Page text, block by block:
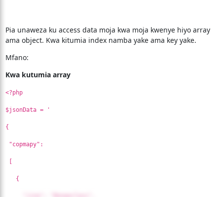
Pia unaweza ku access data moja kwa moja kwenye hiyo array
ama object. Kwa kitumia index namba yake ama key yake.
Mfano:
Kwa kutumia array
<?php
$jsonData = '
{
"copmapy":
{